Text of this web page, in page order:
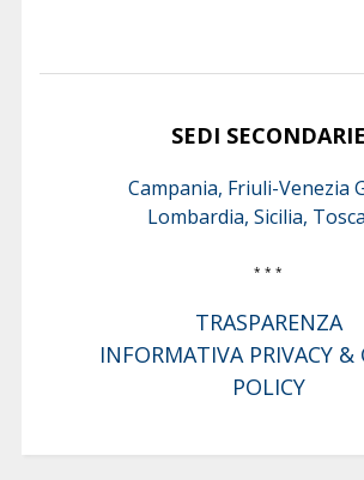
SEDI SECONDARIE
Campania, Friuli-Venezia
Lombardia, Sicilia,
* * *
TRASPARENZA
INFORMATIVA PRIVACY &
POLICY